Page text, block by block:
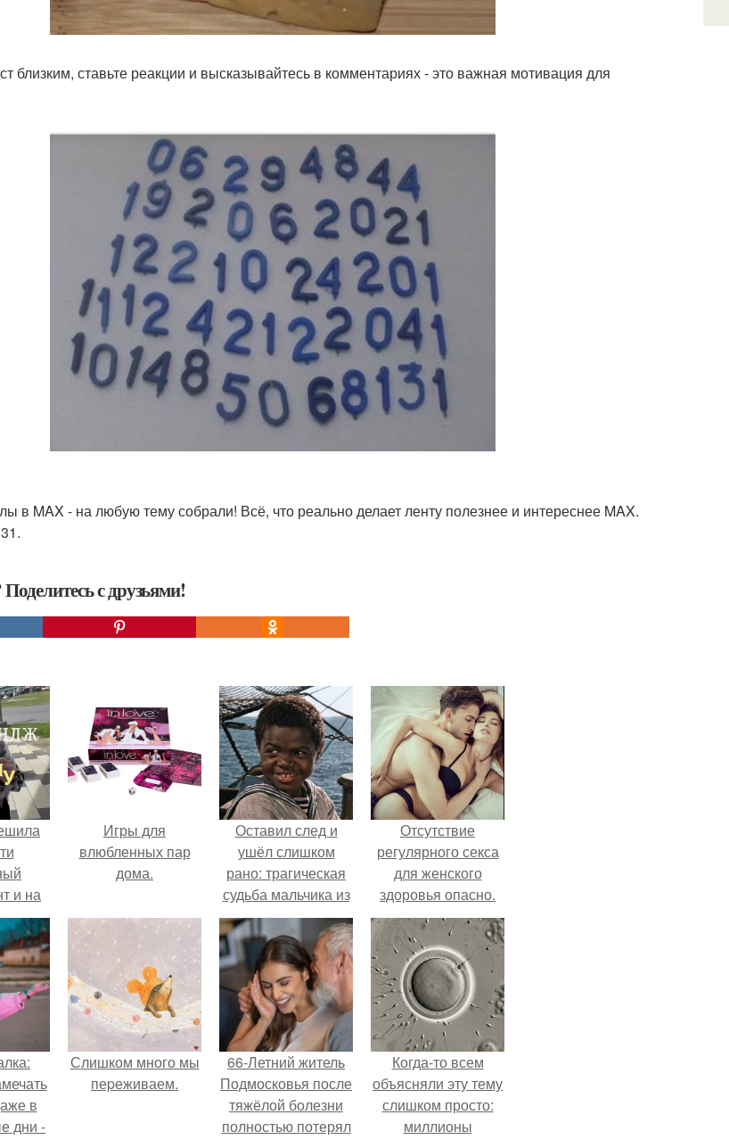
близким, ставьте реакции и высказывайтесь в комментариях - это важная мотивация для
в MAX - на любую тему собрали! Всё, что реально делает ленту полезнее и интереснее MAX.
с друзьями!
и на
30
Игры для
влюбленных пар
дома.
Оставил след и
ушёл слишком
рано: трагическая
судьба мальчика из
фильма
"Максимка".
Отсутствие
регулярного секса
для женского
здоровья опасно.
в
дни -
Слишком много мы
пеpеживаем.
66-Летний житель
Подмосковья после
тяжёлой болезни
полностью потерял
Когда-то всем
объясняли эту тему
слишком просто:
миллионы